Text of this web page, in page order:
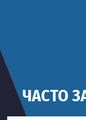
ЧАСТО